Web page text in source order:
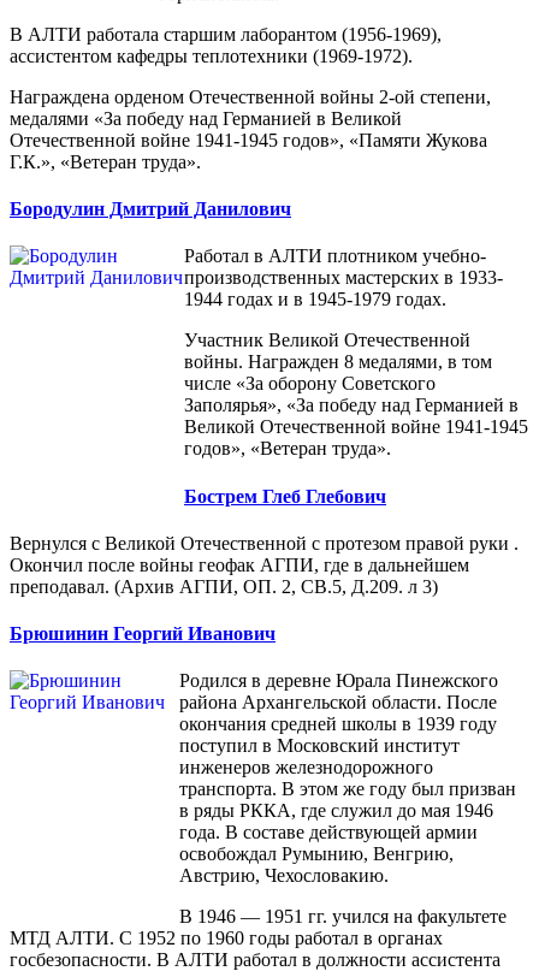
В АЛТИ работала старшим лаборантом (1956-1969),
ассистентом кафедры теплотехники (1969-1972).
Награждена орденом Отечественной войны 2-ой степени,
медалями «За победу над Германией в Великой
Отечественной войне 1941-1945 годов», «Памяти Жукова
Г.К.», «Ветеран труда».
Бородулин Дмитрий Данилович
Работал в АЛТИ плотником учебно-
производственных мастерских в 1933-
1944 годах и в 1945-1979 годах.
Участник Великой Отечественной
войны. Награжден 8 медалями, в том
числе «За оборону Советского
Заполярья», «За победу над Германией в
Великой Отечественной войне 1941-1945
годов», «Ветеран труда».
Бострем Глеб Глебович
Вернулся с Великой Отечественной с протезом правой руки .
Окончил после войны геофак АГПИ, где в дальнейшем
преподавал. (Архив АГПИ, ОП. 2, СВ.5, Д.209. л 3)
Брюшинин Георгий Иванович
Родился в деревне Юрала Пинежского
района Архангельской области. После
окончания средней школы в 1939 году
поступил в Московский институт
инженеров железнодорожного
транспорта. В этом же году был призван
в ряды РККА, где служил до мая 1946
года. В составе действующей армии
освобождал Румынию, Венгрию,
Австрию, Чехословакию.
В 1946 — 1951 гг. учился на факультете
МТД АЛТИ. С 1952 по 1960 годы работал в органах
госбезопасности. В АЛТИ работал в должности ассистента